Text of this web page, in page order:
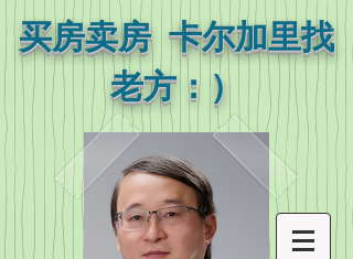
买房卖房 卡尔加里找
老方：）